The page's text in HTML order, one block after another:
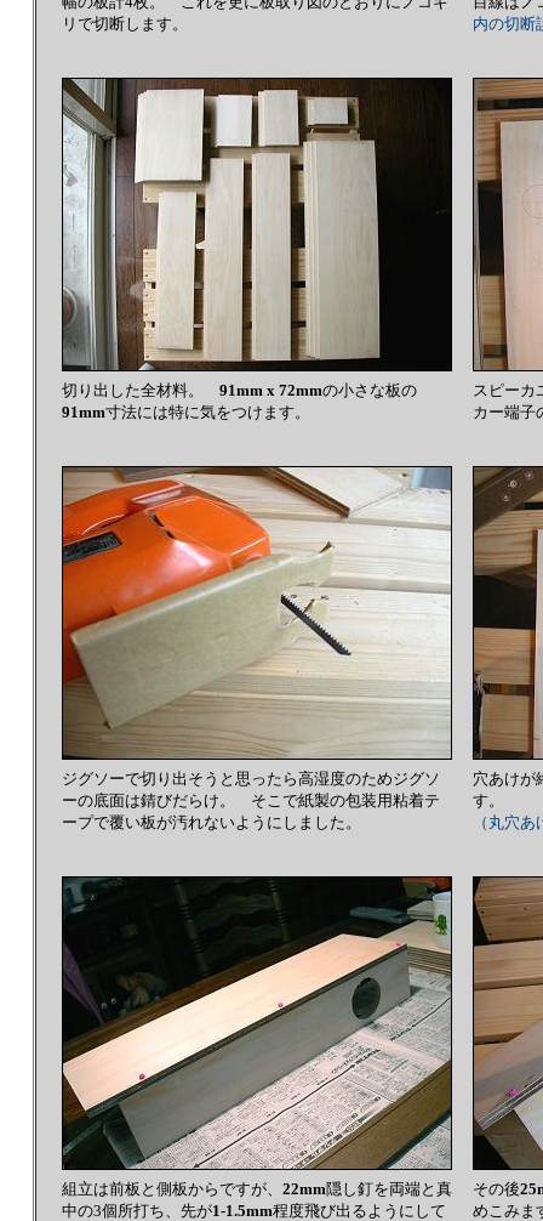
リで切断します。
内の切断
切り出した全材料。 91mm x 72mmの小さな板の
91mm寸法には特に気をつけます。
スピーカ
カー端子
ジグソーで切り出そうと思ったら高湿度のためジグソ
ーの底面は錆びだらけ。 そこで紙製の包装用粘着テ
ープで覆い板が汚れないようにしました。
穴あけが
す。
（丸穴
組立は前板と側板からですが、 22mm隠し釘を両端と真
中の3個所打ち、先が1-1.5mm程度飛び出るようにして
その後
めこみ